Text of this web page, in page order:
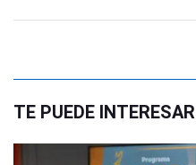
TE PUEDE INTERESAR